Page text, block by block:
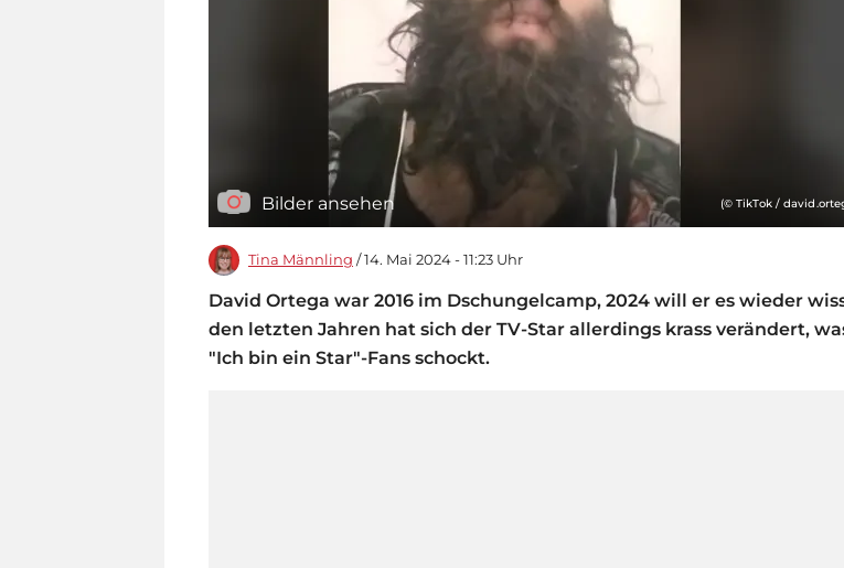
Bilder ansehen (© TikTok /
Tina Männling / 14. Mai 2024 - 11:23 Uhr
David Ortega war 2016 im Dschungelcamp, 2024 will er es wieder
den letzten Jahren hat sich der TV-Star allerdings krass verändert,
"Ich bin ein Star"-Fans schockt.